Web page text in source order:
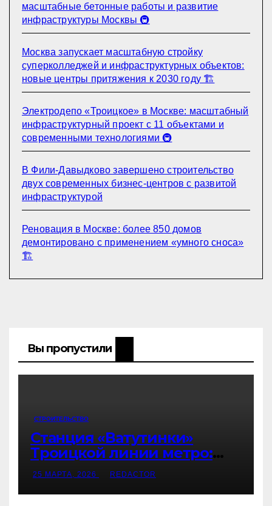
масштабные бетонные работы и развитие
инфраструктуры Москвы 🚇
Москва запускает масштабную стройку
суперколледжей и инфраструктурных объектов:
новые центры притяжения к 2030 году 🏗️
Электродепо «Троицкое» в Москве: масштабный
инфраструктурный проект с 11 объектами и
современными технологиями 🚇
В Фили-Давыдково завершено строительство
двух современных бизнес-центров с развитой
инфраструктурой
Реновация в Москве: более 850 домов
демонтировано с применением «умного сноса»
🏗️
Вы пропустили
СТРОИТЕЛЬСТВО
Станция «Ватутинки»
Троицкой линии метро:
масштабные бетонные работы
и развитие инфраструктуры
Москвы 🚇
25 МАРТА, 2026 REDACTOR